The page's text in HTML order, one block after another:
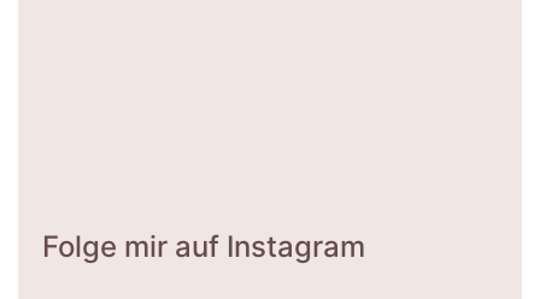
Folge mir auf Instagram